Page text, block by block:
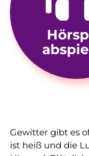
Gewitter gibt es
ist heiß und die